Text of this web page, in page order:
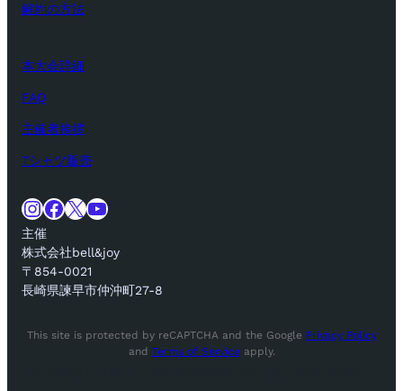
解約の方法
本大会詳細
FAQ
主催者挨拶
Tシャツ販売
InstagramFacebook X YouTube
主催
株式会社bell&joy
〒854-0021
長崎県諫早市仲沖町27-8
This site is protected by reCAPTCHA and the Google Privacy Policy
and Terms of Serviceapply.